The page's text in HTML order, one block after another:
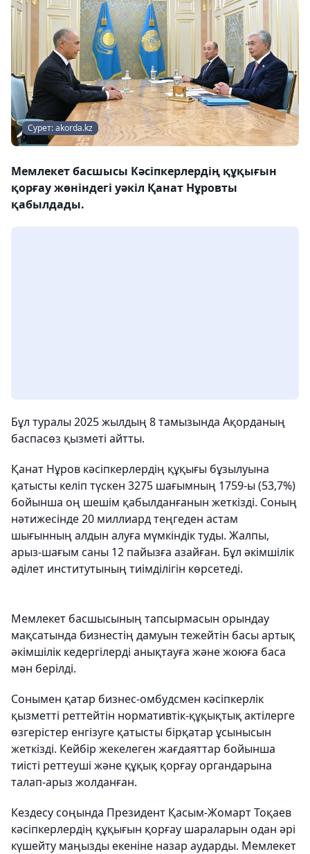
Сурет: akorda.kz
Мемлекет басшысы Кәсіпкерлердің құқығын
қорғау жөніндегі уәкіл Қанат Нұровты
қабылдады.
Бұл туралы 2025 жылдың 8 тамызында Ақорданың
баспасөз қызметі айтты.
Қанат Нұров кәсіпкерлердің құқығы бұзылуына
қатысты келіп түскен 3275 шағымның 1759-ы (53,7%)
бойынша оң шешім қабылданғанын жеткізді. Соның
нәтижесінде 20 миллиард теңгеден астам
шығынның алдын алуға мүмкіндік туды. Жалпы,
арыз-шағым саны 12 пайызға азайған. Бұл әкімшілік
әділет институтының тиімділігін көрсетеді.
Мемлекет басшысының тапсырмасын орындау
мақсатында бизнестің дамуын тежейтін басы артық
әкімшілік кедергілерді анықтауға және жоюға баса
мән берілді.
Сонымен қатар бизнес-омбудсмен кәсіпкерлік
қызметті реттейтін нормативтік-құқықтық актілерге
өзгерістер енгізуге қатысты бірқатар ұсынысын
жеткізді. Кейбір жекелеген жағдаяттар бойынша
тиісті реттеуші және құқық қорғау органдарына
талап-арыз жолданған.
Кездесу соңында Президент Қасым-Жомарт Тоқаев
кәсіпкерлердің құқығын қорғау шараларын одан әрі
күшейту маңызды екеніне назар аударды. Мемлекет